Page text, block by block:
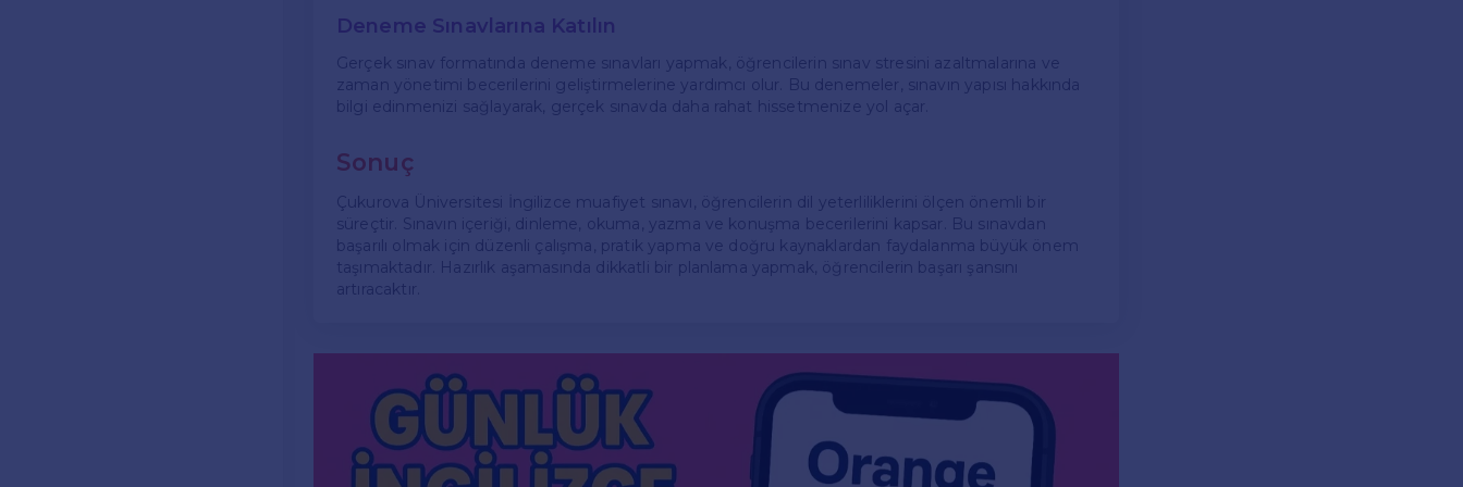
Deneme Sınavlarına Katılın
Gerçek sınav formatında deneme sınavları yapmak, öğrencilerin sınav stresini azaltmalarına ve
zaman yönetimi becerilerini geliştirmelerine yardımcı olur. Bu denemeler, sınavın yapısı hakkında
bilgi edinmenizi sağlayarak, gerçek sınavda daha rahat hissetmenize yol açar.
Sonuç
Çukurova Üniversitesi İngilizce muafiyet sınavı, öğrencilerin dil yeterliliklerini ölçen önemli bir
süreçtir. Sınavın içeriği, dinleme, okuma, yazma ve konuşma becerilerini kapsar. Bu sınavdan
başarılı olmak için düzenli çalışma, pratik yapma ve doğru kaynaklardan faydalanma büyük önem
taşımaktadır. Hazırlık aşamasında dikkatli bir planlama yapmak, öğrencilerin başarı şansını
artıracaktır.